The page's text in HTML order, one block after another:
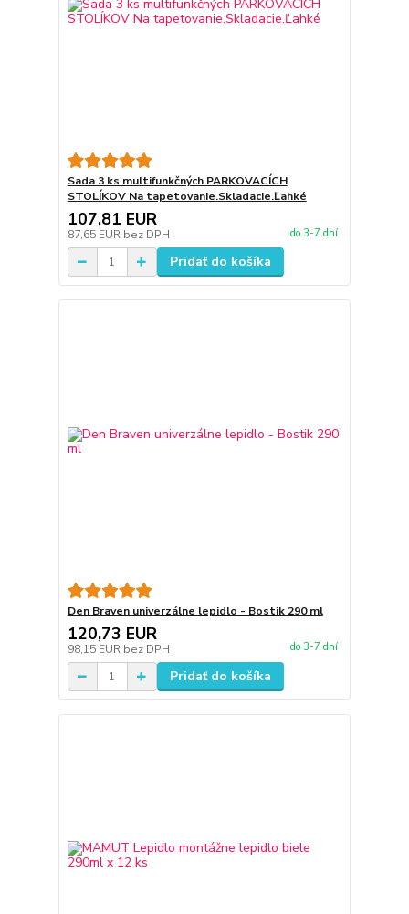
Sada 3 ks multifunkčných PARKOVACÍCH
STOLÍKOV Na tapetovanie.Skladacie.Ľahké
107,81 EUR
87,65 EUR bez DPH do 3-7 dní
Pridať do košíka
Den Braven univerzálne lepidlo - Bostik 290 ml
120,73 EUR
98,15 EUR bez DPH do 3-7 dní
Pridať do košíka